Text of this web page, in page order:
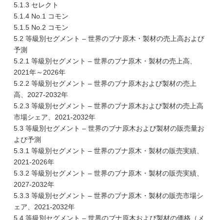
5.1.3 セレクト
5.1.4 No.1 コモン
5.1.5 No.2 コモン
5.2 等級別セグメント – 世界のブナ原木・製材の売上高および
予測
5.2.1 等級別セグメント – 世界のブナ原木・製材の売上高、
2021年～2026年
5.2.2 等級別セグメント – 世界のブナ原木および製材の売上
高、2027-2032年
5.2.3 等級別セグメント – 世界のブナ原木および製材の売上高
市場シェア、2021-2032年
5.3 等級別セグメント – 世界のブナ原木および製材の販売量お
よび予測
5.3.1 等級別セグメント – 世界のブナ原木・製材の販売実績、
2021-2026年
5.3.2 等級別セグメント – 世界のブナ原木・製材の販売実績、
2027-2032年
5.3.3 等級別セグメント – 世界のブナ原木・製材の販売市場シ
ェア、2021-2032年
5.4 等級別セグメント – 世界のブナ原木および製材の価格（メ